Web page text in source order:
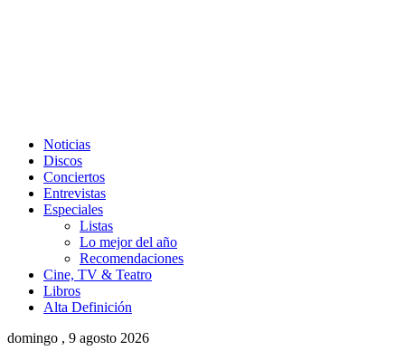
Noticias
Discos
Conciertos
Entrevistas
Especiales
Listas
Lo mejor del año
Recomendaciones
Cine, TV & Teatro
Libros
Alta Definición
domingo , 9 agosto 2026